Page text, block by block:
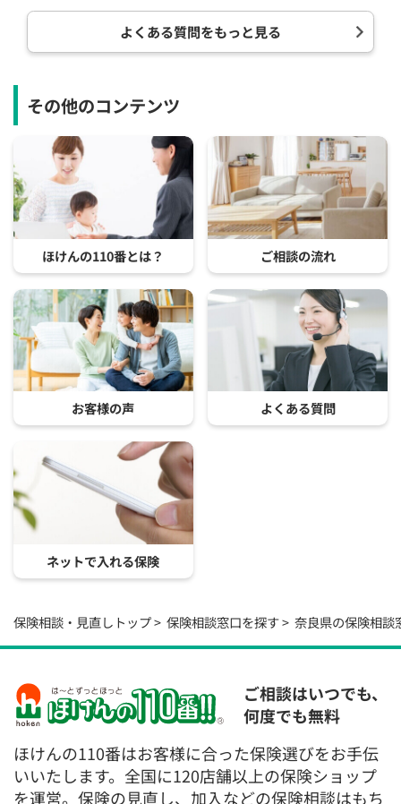
よくある質問をもっと見る
その他のコンテンツ
ほけんの110番とは？ ご相談の流れ
お客様の声 よくある質問
ネットで入れる保険
保険相談・見直しトップ 保険相談窓口を探す 奈良県の保険相談
ご相談はいつでも、
何度でも無料
ほけんの110番はお客様に合った保険選びをお手伝
いいたします。全国に120店舗以上の保険ショップ
を運営。保険の見直し、加入などの保険相談はもち